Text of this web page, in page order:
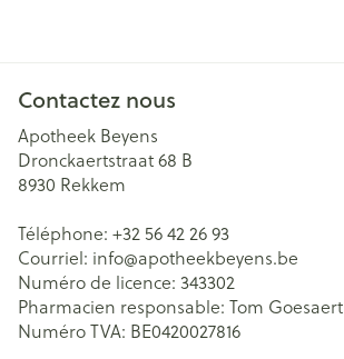
Contactez nous
Apotheek Beyens
Dronckaertstraat 68 B
8930 Rekkem
Téléphone: +32 56 42 26 93
Courriel: info@apotheekbeyens.be
Numéro de licence: 343302
Pharmacien responsable: Tom Goesaert
Numéro TVA: BE0420027816